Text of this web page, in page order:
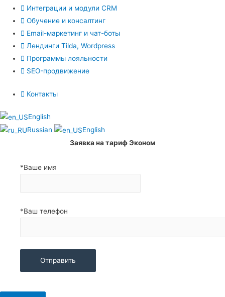
Интеграции и модули CRM
Обучение и консалтинг
Email-маркетинг и чат-боты
Лендинги Tilda, Wordpress
Программы лояльности
SEO-продвижение
Контакты
English
Russian
English
Заявка на тариф Эконом
*Ваше имя
*Ваш телефон